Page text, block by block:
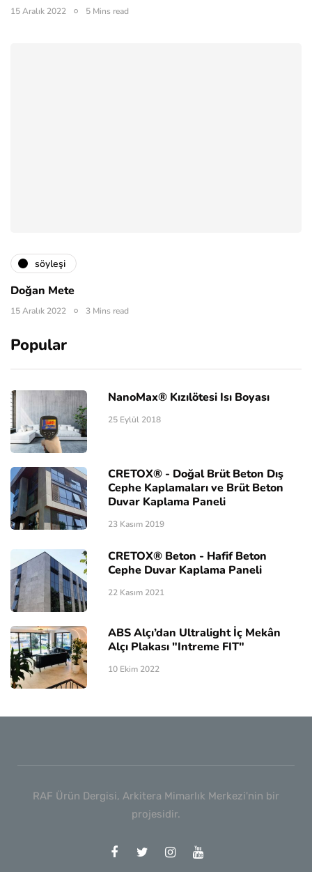
15 Aralık 2022 5 Mins read
söyleşi
Doğan Mete
15 Aralık 2022 3 Mins read
Popular
NanoMax® Kızılötesi Isı Boyası
25 Eylül 2018
CRETOX® - Doğal Brüt Beton Dış
Cephe Kaplamaları ve Brüt Beton
Duvar Kaplama Paneli
23 Kasım 2019
CRETOX® Beton - Hafif Beton
Cephe Duvar Kaplama Paneli
22 Kasım 2021
ABS Alçı’dan Ultralight İç Mekân
Alçı Plakası "Intreme FIT"
10 Ekim 2022
RAF Ürün Dergisi, Arkitera Mimarlık Merkezi'nin bir
projesidir.